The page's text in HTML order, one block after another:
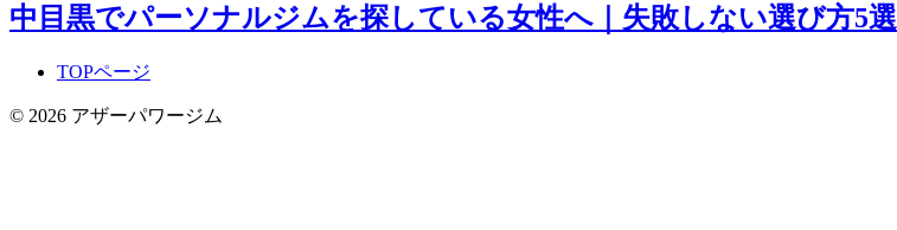
中目黒でパーソナルジムを探している女性へ｜失敗しない選び方5選
TOPページ
© 2026 アザーパワージム